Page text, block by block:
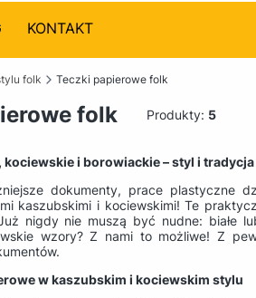
KONTAKT
folk Teczki papierowe folk
folk Produkty: 5
kociewskie i borowiackie – styl i
dokumenty, prace
kaszubskimi i kociewskimi! Te
nigdy nie muszą być nudne: białe
wzory? Z nami to możliwe! Z
w kaszubskim i kociewskim stylu